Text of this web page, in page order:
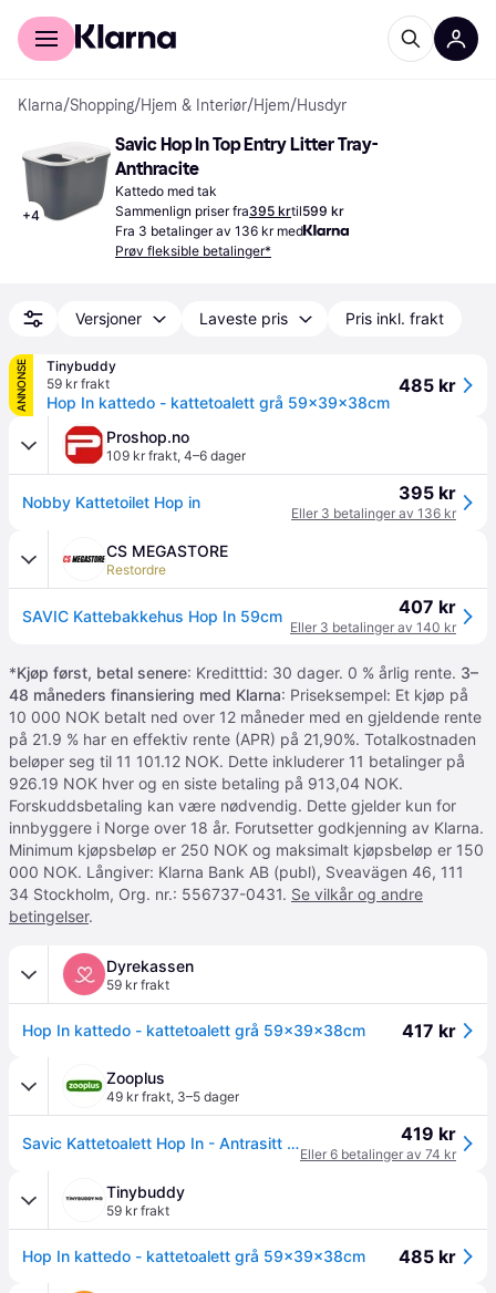
For kunder
Klarna/Shopping/Hjem & Interiør/Hjem/Husdyr
+4
Savic Hop In Top Entry Litter Tray-
Anthracite
Kattedo med tak
Sammenlign priser fra395 krtil599 kr
Fra 3 betalinger av 136 kr med
Prøv fleksible betalinger*
Versjoner Laveste pris Pris inkl. frakt
ANNONSE
Tinybuddy
59 kr frakt
Hop In kattedo - kattetoalett grå 59x39x38cm
485 kr
Proshop.no
109 kr frakt, 4–6 dager
Nobby Kattetoilet Hop in 395 kr
Eller 3 betalinger av 136 kr
CS MEGASTORE
Restordre
SAVIC Kattebakkehus Hop In 59cm 407 kr
Eller 3 betalinger av 140 kr
*Kjøp først, betal senere: Kreditttid: 30 dager. 0 % årlig rente. 3–
48 måneders finansiering med Klarna: Priseksempel: Et kjøp på
10 000 NOK betalt ned over 12 måneder med en gjeldende rente
på 21.9 % har en effektiv rente (APR) på 21,90%. Totalkostnaden
beløper seg til 11 101.12 NOK. Dette inkluderer 11 betalinger på
926.19 NOK hver og en siste betaling på 913,04 NOK.
Forskuddsbetaling kan være nødvendig. Dette gjelder kun for
innbyggere i Norge over 18 år. Forutsetter godkjenning av Klarna.
Minimum kjøpsbeløp er 250 NOK og maksimalt kjøpsbeløp er 150
000 NOK. Långiver: Klarna Bank AB (publ), Sveavägen 46, 111
34 Stockholm, Org. nr.: 556737-0431. Se vilkår og andre
betingelser.
Dyrekassen
59 kr frakt
Hop In kattedo - kattetoalett grå 59x39x38cm 417 kr
Zooplus
49 kr frakt, 3–5 dager
Savic Kattetoalett Hop In - Antrasitt / hvit 419 kr
Eller 6 betalinger av 74 kr
Tinybuddy
59 kr frakt
Hop In kattedo - kattetoalett grå 59x39x38cm 485 kr